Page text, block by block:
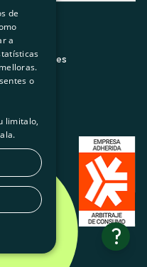
de cookies
?
CATALAN
SPANISH
GL
de
a
o
limitalo,